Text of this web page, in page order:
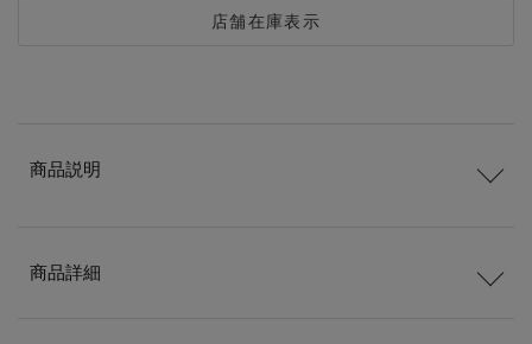
店舗在庫表示
商品説明
商品詳細